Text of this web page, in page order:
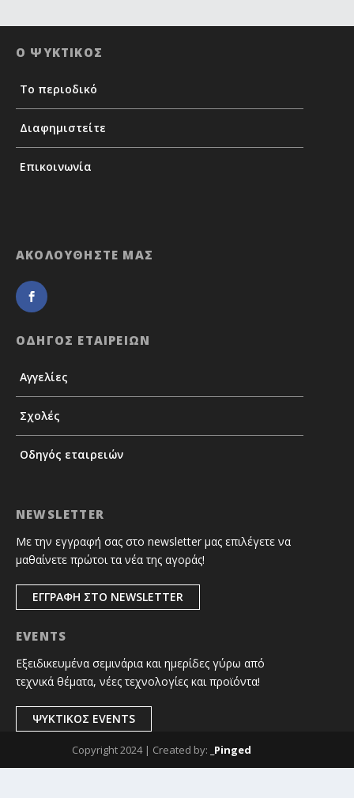
Ο ΨΥΚΤΙΚΟΣ
Το περιοδικό
Διαφημιστείτε
Επικοινωνία
ΑΚΟΛΟΥΘΗΣΤΕ ΜΑΣ
ΟΔΗΓΟΣ ΕΤΑΙΡΕΙΩΝ
Αγγελίες
Σχολές
Οδηγός εταιρειών
NEWSLETTER
Με την εγγραφή σας στο newsletter μας επιλέγετε να
μαθαίνετε πρώτοι τα νέα της αγοράς!
ΕΓΓΡΑΦΗ ΣΤΟ NEWSLETTER
EVENTS
Εξειδικευμένα σεμινάρια και ημερίδες γύρω από
τεχνικά θέματα, νέες τεχνολογίες και προϊόντα!
ΨΥΚΤΙΚΟΣ EVENTS
Copyright 2024 | Created by: _Pinged